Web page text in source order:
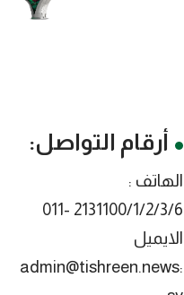
أرقام التواصل:
الهاتف :
2131100/1/2/3/6 -011
الايميل
:admin@tishreen.news